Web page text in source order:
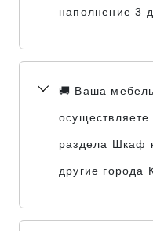
наполнение 3
🚚 Ваша
осуществляете
раздела Шкаф
другие города